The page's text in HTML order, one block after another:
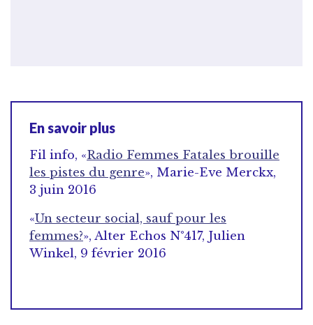
En savoir plus
Fil info, «Radio Femmes Fatales brouille
les pistes du genre», Marie-Eve Merckx,
3 juin 2016
«Un secteur social, sauf pour les
femmes?», Alter Echos N°417, Julien
Winkel, 9 février 2016